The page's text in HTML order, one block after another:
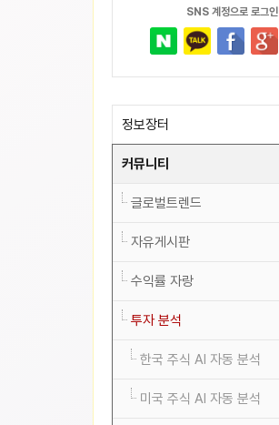
SNS 계정으로 로그인
정보장터
커뮤니티
글로벌트렌드
자유게시판
수익률 자랑
투자 분석
한국 주식 AI 자동 분석
미국 주식 AI 자동 분석